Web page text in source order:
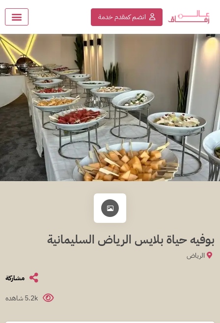
انضم كمقدم خدمة
بوفيه حياة بلايس الرياض السليمانية
الرياض
مشاركة
5.2k شاهده